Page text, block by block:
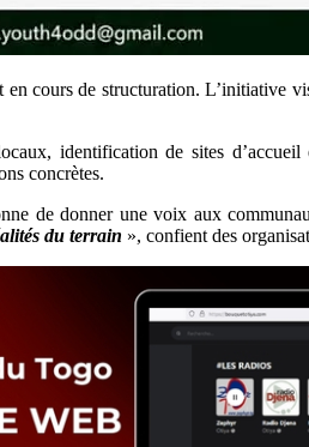
cours de structuration. L’initiative
identification de sites
concrètes.
de donner une voix aux
du terrain », confient des